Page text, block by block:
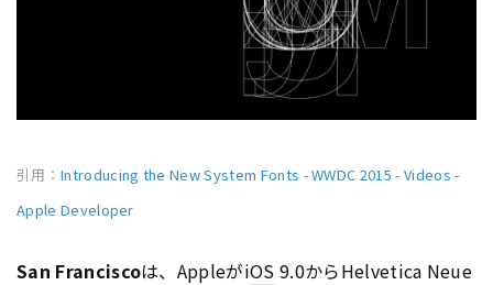
引用： Introducing the New System Fonts - WWDC 2015 - Videos -
Apple Developer
San Franciscoは、AppleがiOS 9.0からHelvetica Neue